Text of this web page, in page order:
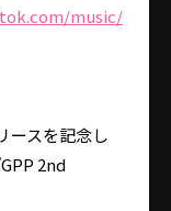
music/
ースを記念し
2nd